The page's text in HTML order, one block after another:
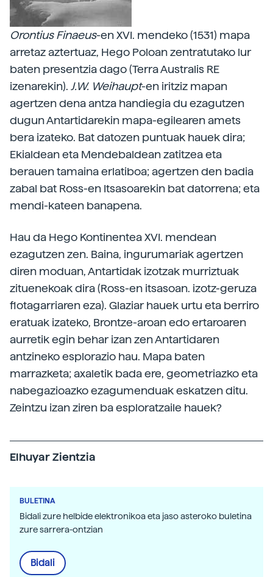
Orontius Finaeus-en XVI. mendeko (1531) mapa
arretaz aztertuaz, Hego Poloan zentratutako lur
baten presentzia dago (Terra Australis RE
izenarekin). J.W. Weihaupt-en iritziz mapan
agertzen dena antza handiegia du ezagutzen
dugun Antartidarekin mapa-egilearen amets
bera izateko. Bat datozen puntuak hauek dira;
Ekialdean eta Mendebaldean zatitzea eta
berauen tamaina erlatiboa; agertzen den badia
zabal bat Ross-en Itsasoarekin bat datorrena; eta
mendi-kateen banapena.
Hau da Hego Kontinentea XVI. mendean
ezagutzen zen. Baina, ingurumariak agertzen
diren moduan, Antartidak izotzak murriztuak
zituenekoak dira (Ross-en itsasoan. izotz-geruza
flotagarriaren eza). Glaziar hauek urtu eta berriro
eratuak izateko, Brontze-aroan edo ertaroaren
aurretik egin behar izan zen Antartidaren
antzineko esplorazio hau. Mapa baten
marrazketa; axaletik bada ere, geometriazko eta
nabegazioazko ezagumenduak eskatzen ditu.
Zeintzu izan ziren ba esploratzaile hauek?
Elhuyar Zientzia
BULETINA
Bidali zure helbide elektronikoa eta jaso asteroko buletina
zure sarrera-ontzian
Bidali